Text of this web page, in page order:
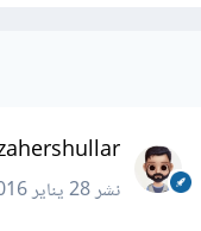
zahershullar
نشر28 يناير 2016